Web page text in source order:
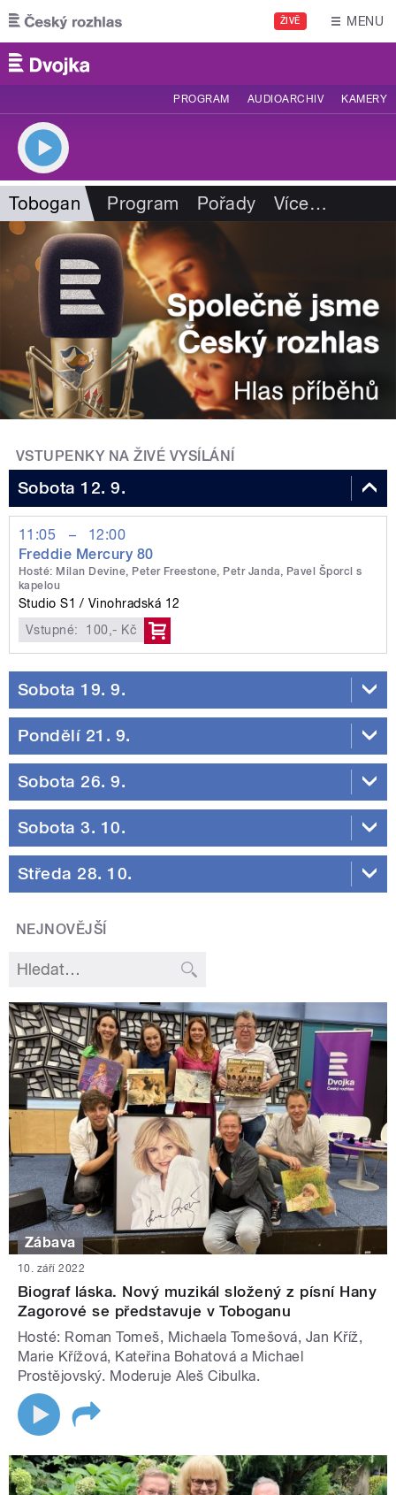
Přejít k hlavnímu obsahu
ŽIVĚ MENU
PROGRAM AUDIOARCHIV KAMERY
Tobogan Program Pořady Více…
VSTUPENKY NA ŽIVÉ VYSÍLÁNÍ
Sobota 12. 9.
11:05 –
12:00
Freddie Mercury 80
Hosté: Milan Devine, Peter Freestone, Petr Janda, Pavel Šporcl s
kapelou
Studio S1
Vinohradská 12
Vstupné:
100,- Kč
Sobota 19. 9.
Pondělí 21. 9.
Sobota 26. 9.
Sobota 3. 10.
Středa 28. 10.
NEJNOVĚJŠÍ
Zábava
10. září 2022
Biograf láska. Nový muzikál složený z písní Hany
Zagorové se představuje v Toboganu
Hosté: Roman Tomeš, Michaela Tomešová, Jan Kříž,
Marie Křížová, Kateřina Bohatová a Michael
Prostějovský. Moderuje Aleš Cibulka.